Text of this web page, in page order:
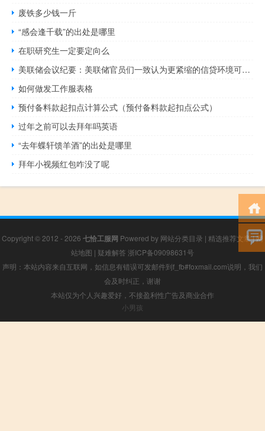
废铁多少钱一斤
“感会逢千载”的出处是哪里
在职研究生一定要定向么
美联储会议纪要：美联储官员们一致认为更紧缩的信贷环境可能会抑制经济活动
如何做发工作服表格
预付备料款起扣点计算公式（预付备料款起扣点公式）
过年之前可以去拜年吗英语
“去年蝶轩馈羊酒”的出处是哪里
拜年小视频红包咋没了呢
Copyright © 2012 - 2026 七恰工服网 Powered by 网站分类目录 | 精选推荐文章|网
站地图 | 疑难解答 浙ICP备09098631号
声明：本站内容来自互联网，如信息有错误可发邮件到f_fb#foxmail.com说明，我们
会及时纠正，谢谢
本站仅为个人兴趣爱好，不接盈利性广告及商业合作
小男孩